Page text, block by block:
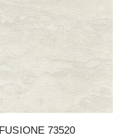
73520